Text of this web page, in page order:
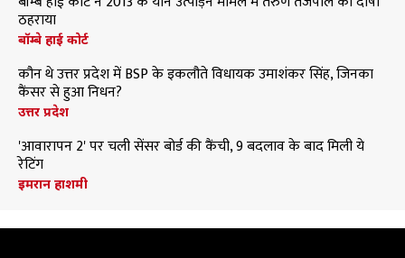
ठहराया
बॉम्बे हाई कोर्ट
कौन थे उत्तर प्रदेश में BSP के इकलौते विधायक उमाशंकर सिंह, जिनका
कैंसर से हुआ निधन?
उत्तर प्रदेश
'आवारापन 2' पर चली सेंसर बोर्ड की कैंची, 9 बदलाव के बाद मिली ये
रेटिंग
इमरान हाशमी